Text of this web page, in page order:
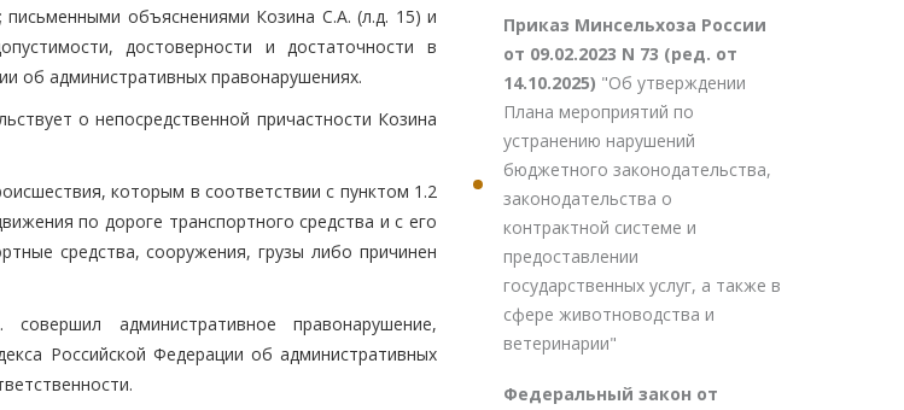
объяснениями Козина С.А. (л.д. 15) и
достоверности и достаточности в
об административных правонарушениях.
о непосредственной причастности Козина
которым в соответствии с пунктом 1.2
по дороге транспортного средства и с его
средства, сооружения, грузы либо причинен
административное правонарушение,
Российской Федерации об административных
Приказ Минсельхоза России
от 09.02.2023 N 73 (ред. от
14.10.2025) "Об утверждении
Плана мероприятий по
устранению нарушений
бюджетного законодательства,
законодательства о
контрактной системе и
предоставлении
государственных услуг, а также в
сфере животноводства и
ветеринарии"
Федеральный закон от